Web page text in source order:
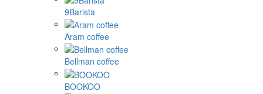
9Barista
Aram coffee
Bellman coffee
BOOKOO